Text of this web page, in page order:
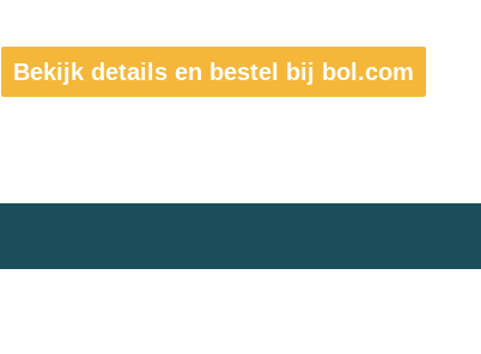
Bekijk details en bestel bij bol.com